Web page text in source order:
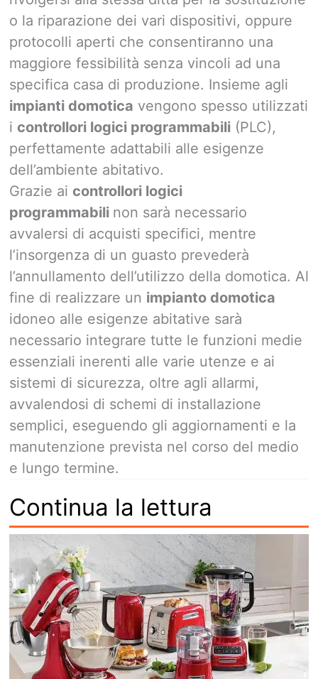
o la riparazione dei vari dispositivi, oppure
protocolli aperti che consentiranno una
maggiore fessibilità senza vincoli ad una
specifica casa di produzione. Insieme agli
impianti domotica vengono spesso utilizzati
i controllori logici programmabili (PLC),
perfettamente adattabili alle esigenze
dell’ambiente abitativo.
Grazie ai controllori logici
programmabili non sarà necessario
avvalersi di acquisti specifici, mentre
l’insorgenza di un guasto prevederà
l’annullamento dell’utilizzo della domotica. Al
fine di realizzare un impianto domotica
idoneo alle esigenze abitative sarà
necessario integrare tutte le funzioni medie
essenziali inerenti alle varie utenze e ai
sistemi di sicurezza, oltre agli allarmi,
avvalendosi di schemi di installazione
semplici, eseguendo gli aggiornamenti e la
manutenzione prevista nel corso del medio
e lungo termine.
Continua la lettura